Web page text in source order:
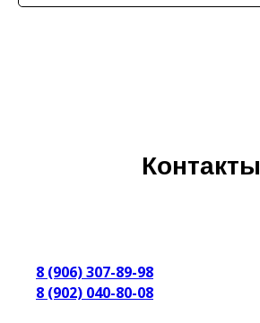
Контакты
8 (906) 307-89-98
8 (902) 040-80-08